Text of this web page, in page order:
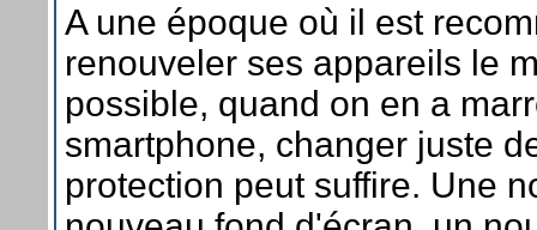
A une époque où il est
renouveler ses appareils le
possible, quand on en a
smartphone, changer juste
protection peut suffire. Une